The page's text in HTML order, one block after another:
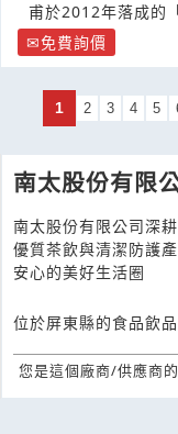
甫於2012年落成的
古典雅致風情的外觀，
免費詢價
1 2 3 4 5
南太股份有限
南太股份有限公司深
優質茶飲與清潔防護
安心的美好生活圈
位於屏東縣的食品飲
您是這個廠商/供應商